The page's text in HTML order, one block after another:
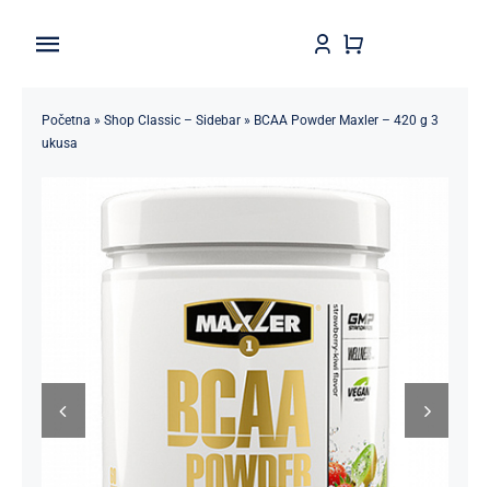
Toggle
Home
Početna » Shop Classic – Sidebar» BCAA Powder Maxler – 420 g 3
ukusa